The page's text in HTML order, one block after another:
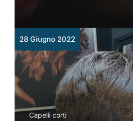
28 Giugno 2022
Capelli corti